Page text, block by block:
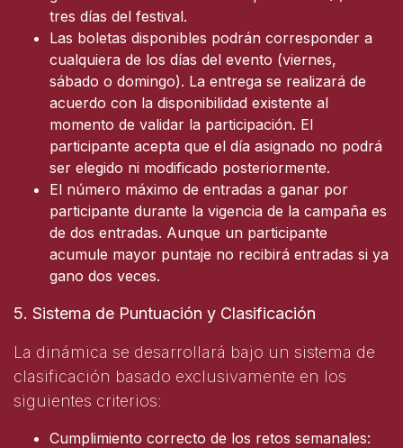
tres días del festival.
Las boletas disponibles podrán corresponder a
cualquiera de los días del evento (viernes,
sábado o domingo). La entrega se realizará de
acuerdo con la disponibilidad existente al
momento de validar la participación. El
participante acepta que el día asignado no podrá
ser elegido ni modificado posteriormente.
El número máximo de entradas a ganar por
participante durante la vigencia de la campaña es
de dos entradas. Aunque un participante
acumule mayor puntaje no recibirá entradas si ya
gano dos veces.
5. Sistema de Puntuación y Clasificación
La dinámica se desarrollará bajo un sistema de
clasificación basado exclusivamente en los
siguientes criterios:
Cumplimiento correcto de los retos semanales: